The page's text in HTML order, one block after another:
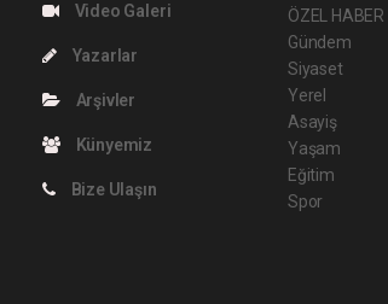
Video Galeri
Yazarlar
Arşivler
Künyemiz
Bize Ulaşın
ÖZEL HABER
Gündem
Siyaset
Yerel
Asayiş
Yaşam
Eğitim
Spor